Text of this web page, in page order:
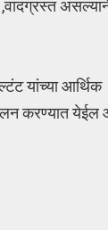
यांच्या आर्थिक
करण्यात येईल